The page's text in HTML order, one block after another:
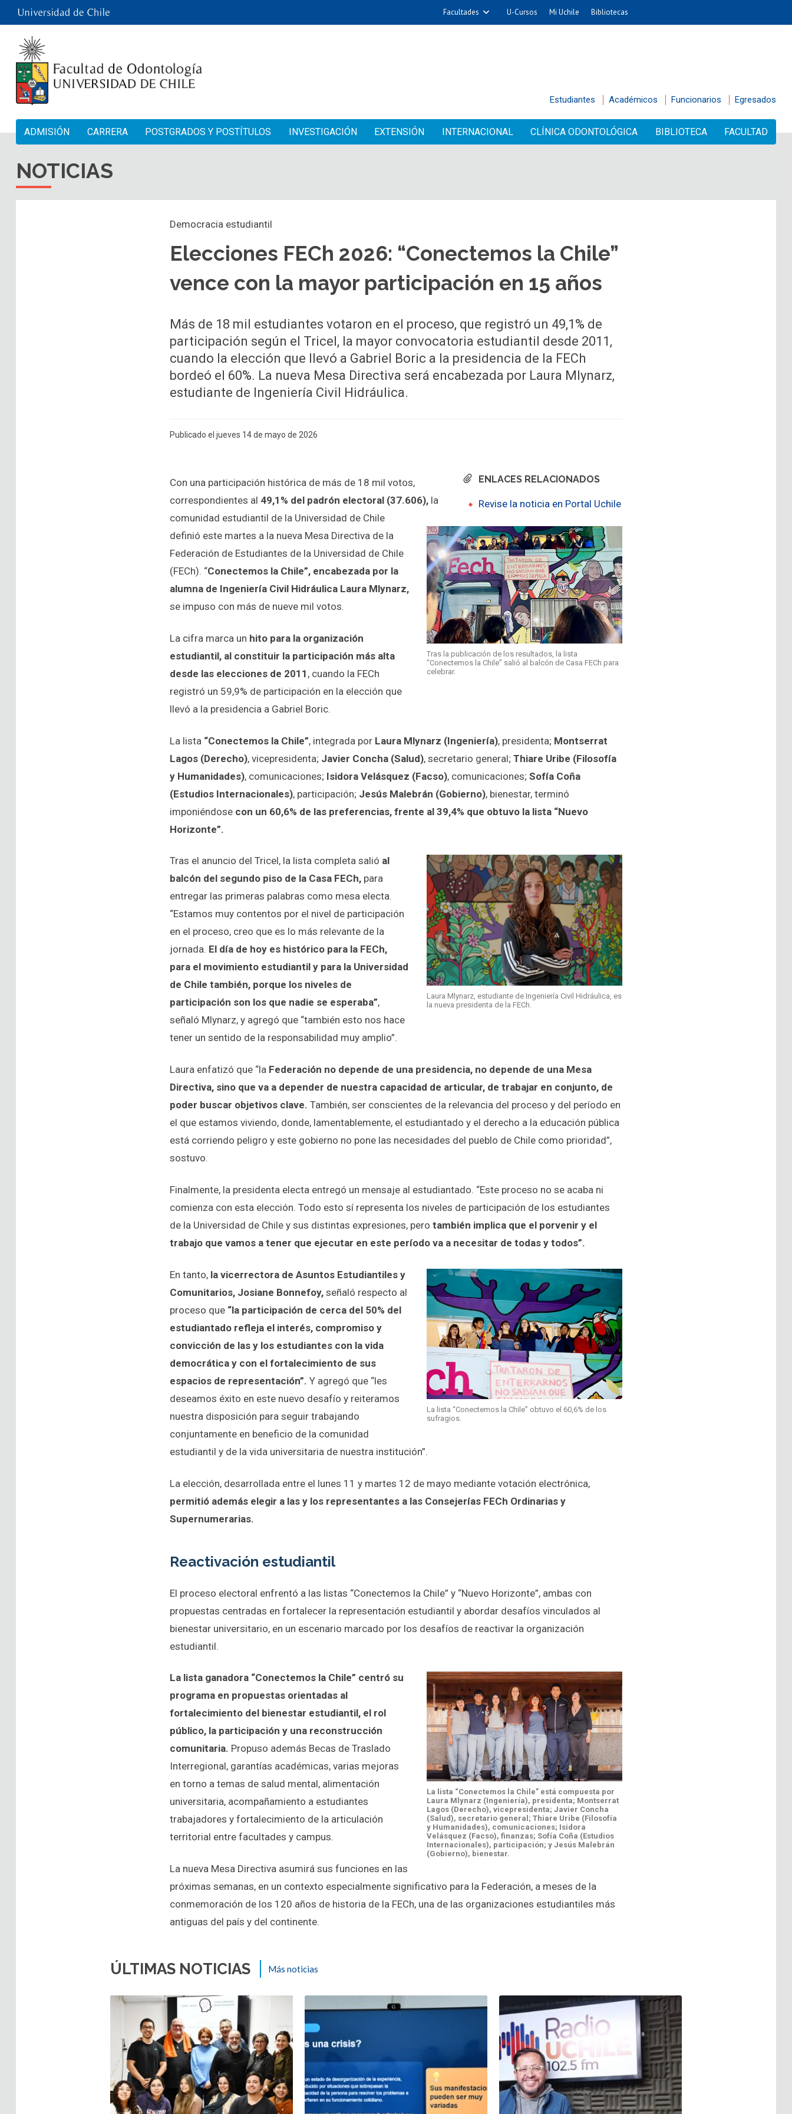
Facultades U-Cursos Mi Uchile Bibliotecas
Estudiantes Académicos Funcionarios Egresados
ADMISIÓN CARRERA POSTGRADOS Y POSTÍTULOS INVESTIGACIÓN EXTENSIÓN INTERNACIONAL CLÍNICA ODONTOLÓGICA BIBLIOTECA FACULTAD
NOTICIAS
Democracia estudiantil
Elecciones FECh 2026: “Conectemos la Chile”
vence con la mayor participación en 15 años
Más de 18 mil estudiantes votaron en el proceso, que registró un 49,1% de
participación según el Tricel, la mayor convocatoria estudiantil desde 2011,
cuando la elección que llevó a Gabriel Boric a la presidencia de la FECh
bordeó el 60%. La nueva Mesa Directiva será encabezada por Laura Mlynarz,
estudiante de Ingeniería Civil Hidráulica.
Publicado el jueves 14 de mayo de 2026
ENLACES RELACIONADOS
Revise la noticia en Portal Uchile
Tras la publicación de los resultados, la lista
“Conectemos la Chile” salió al balcón de Casa FECh para
celebrar.
Con una participación histórica de más de 18 mil votos,
correspondientes al 49,1% del padrón electoral (37.606), la
comunidad estudiantil de la Universidad de Chile
definió este martes a la nueva Mesa Directiva de la
Federación de Estudiantes de la Universidad de Chile
(FECh). “Conectemos la Chile”, encabezada por la
alumna de Ingeniería Civil Hidráulica Laura Mlynarz,
se impuso con más de nueve mil votos.
La cifra marca un hito para la organización
estudiantil, al constituir la participación más alta
desde las elecciones de 2011 , cuando la FECh
registró un 59,9% de participación en la elección que
llevó a la presidencia a Gabriel Boric.
La lista “Conectemos la Chile”, integrada por Laura Mlynarz (Ingeniería), presidenta; Montserrat
Lagos (Derecho), vicepresidenta; Javier Concha (Salud), secretario general; Thiare Uribe (Filosofía
y Humanidades), comunicaciones; Isidora Velásquez (Facso), comunicaciones; Sofía Coña
(Estudios Internacionales), participación; Jesús Malebrán (Gobierno), bienestar, terminó
imponiéndose con un 60,6% de las preferencias, frente al 39,4% que obtuvo la lista “Nuevo
Horizonte”.
Laura Mlynarz, estudiante de Ingeniería Civil Hidráulica, es
la nueva presidenta de la FECh.
Tras el anuncio del Tricel, la lista completa salió al
balcón del segundo piso de la Casa FECh, para
entregar las primeras palabras como mesa electa.
“Estamos muy contentos por el nivel de participación
en el proceso, creo que es lo más relevante de la
jornada. El día de hoy es histórico para la FECh,
para el movimiento estudiantil y para la Universidad
de Chile también, porque los niveles de
participación son los que nadie se esperaba”,
señaló Mlynarz, y agregó que “también esto nos hace
tener un sentido de la responsabilidad muy amplio”.
Laura enfatizó que “la Federación no depende de una presidencia, no depende de una Mesa
Directiva, sino que va a depender de nuestra capacidad de articular, de trabajar en conjunto, de
poder buscar objetivos clave. También, ser conscientes de la relevancia del proceso y del período en
el que estamos viviendo, donde, lamentablemente, el estudiantado y el derecho a la educación pública
está corriendo peligro y este gobierno no pone las necesidades del pueblo de Chile como prioridad”,
sostuvo.
Finalmente, la presidenta electa entregó un mensaje al estudiantado. “Este proceso no se acaba ni
comienza con esta elección. Todo esto sí representa los niveles de participación de los estudiantes
de la Universidad de Chile y sus distintas expresiones, pero también implica que el porvenir y el
trabajo que vamos a tener que ejecutar en este período va a necesitar de todas y todos”.
La lista “Conectemos la Chile” obtuvo el 60,6% de los
sufragios.
En tanto, la vicerrectora de Asuntos Estudiantiles y
Comunitarios, Josiane Bonnefoy, señaló respecto al
proceso que “la participación de cerca del 50% del
estudiantado refleja el interés, compromiso y
convicción de las y los estudiantes con la vida
democrática y con el fortalecimiento de sus
espacios de representación”. Y agregó que “les
deseamos éxito en este nuevo desafío y reiteramos
nuestra disposición para seguir trabajando
conjuntamente en beneficio de la comunidad
estudiantil y de la vida universitaria de nuestra institución”.
La elección, desarrollada entre el lunes 11 y martes 12 de mayo mediante votación electrónica,
permitió además elegir a las y los representantes a las Consejerías FECh Ordinarias y
Supernumerarias.
Reactivación estudiantil
El proceso electoral enfrentó a las listas “Conectemos la Chile” y “Nuevo Horizonte”, ambas con
propuestas centradas en fortalecer la representación estudiantil y abordar desafíos vinculados al
bienestar universitario, en un escenario marcado por los desafíos de reactivar la organización
estudiantil.
La lista “Conectemos la Chile” está compuesta por
Laura Mlynarz (Ingeniería), presidenta; Montserrat
Lagos (Derecho), vicepresidenta; Javier Concha
(Salud), secretario general; Thiare Uribe (Filosofía
y Humanidades), comunicaciones; Isidora
Velásquez (Facso), finanzas; Sofía Coña (Estudios
Internacionales), participación; y Jesús Malebrán
(Gobierno), bienestar.
La lista ganadora “Conectemos la Chile” centró su
programa en propuestas orientadas al
fortalecimiento del bienestar estudiantil, el rol
público, la participación y una reconstrucción
comunitaria. Propuso además Becas de Traslado
Interregional, garantías académicas, varias mejoras
en torno a temas de salud mental, alimentación
universitaria, acompañamiento a estudiantes
trabajadores y fortalecimiento de la articulación
territorial entre facultades y campus.
La nueva Mesa Directiva asumirá sus funciones en las
próximas semanas, en un contexto especialmente significativo para la Federación, a meses de la
conmemoración de los 120 años de historia de la FECh, una de las organizaciones estudiantiles más
antiguas del país y del continente.
ÚLTIMAS NOTICIAS Más noticias